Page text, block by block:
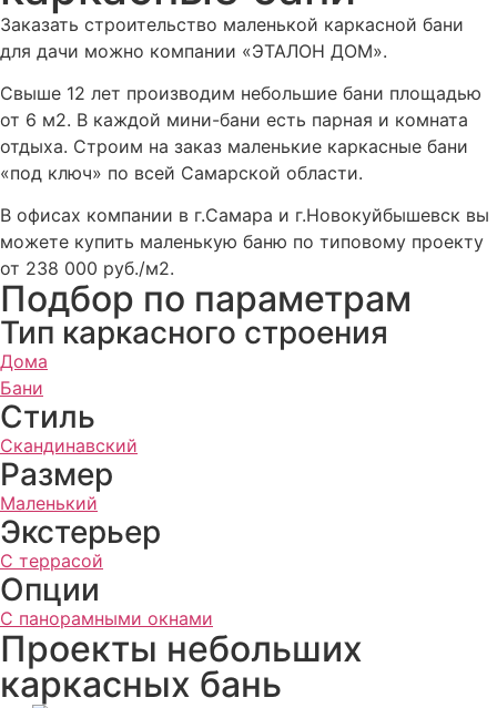
Заказать строительство маленькой каркасной бани
для дачи можно компании «ЭТАЛОН ДОМ».
Свыше 12 лет производим небольшие бани площадью
от 6 м2. В каждой мини-бани есть парная и комната
отдыха. Строим на заказ маленькие каркасные бани
«под ключ» по всей Самарской области.
В офисах компании в г.Самара и г.Новокуйбышевск вы
можете купить маленькую баню по типовому проекту
от 238 000 руб./м2.
Подбор по параметрам
Тип каркасного строения
Дома
Бани
Стиль
Скандинавский
Размер
Маленький
Экстерьер
С террасой
Опции
С панорамными окнами
Проекты небольших
каркасных бань